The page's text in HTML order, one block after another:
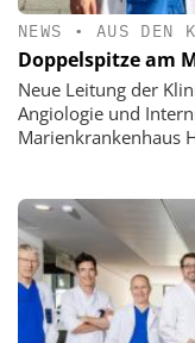
NEWS • AUS DEN
Doppelspitze am
Neue Leitung der
Angiologie und
Marienkrankenhaus